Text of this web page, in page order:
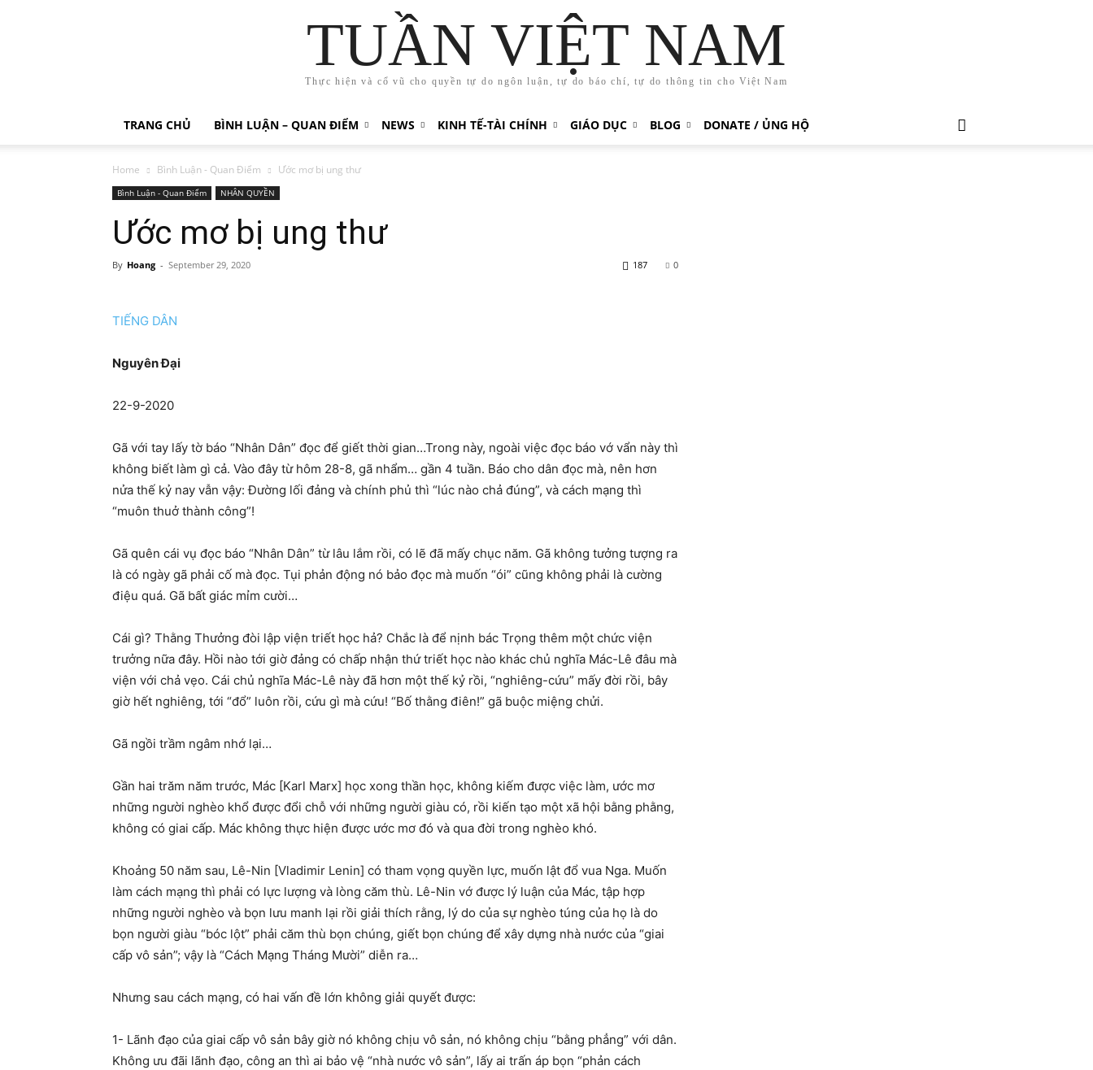
TUẦN VIỆT NAM
Thực hiện và cổ vũ cho quyền tự do ngôn luận, tự do báo chí, tự do thông tin cho Việt Nam
TRANG CHỦ BÌNH LUẬN – QUAN ĐIỂM NEWS KINH TẾ-TÀI CHÍNH GIÁO DỤC BLOG DONATE / ỦNG HỘ
Home Bình Luận - Quan Điểm Ước mơ bị ung thư
Bình Luận - Quan Điểm NHÂN QUYỀN
Ước mơ bị ung thư
By Hoang - September 29, 2020 0
187
TIẾNG DÂN
Nguyên Đại
22-9-2020
Gã với tay lấy tờ báo “Nhân Dân” đọc để giết thời gian…Trong này, ngoài việc đọc báo vớ vẩn này thì
không biết làm gì cả. Vào đây từ hôm 28-8, gã nhẩm… gần 4 tuần. Báo cho dân đọc mà, nên hơn
nửa thế kỷ nay vẫn vậy: Đường lối đảng và chính phủ thì “lúc nào chả đúng”, và cách mạng thì
“muôn thuở thành công”!
Gã quên cái vụ đọc báo “Nhân Dân” từ lâu lắm rồi, có lẽ đã mấy chục năm. Gã không tưởng tượng ra
là có ngày gã phải cố mà đọc. Tụi phản động nó bảo đọc mà muốn “ói” cũng không phải là cường
điệu quá. Gã bất giác mỉm cười…
Cái gì? Thằng Thưởng đòi lập viện triết học hả? Chắc là để nịnh bác Trọng thêm một chức viện
trưởng nữa đây. Hồi nào tới giờ đảng có chấp nhận thứ triết học nào khác chủ nghĩa Mác-Lê đâu mà
viện với chả vẹo. Cái chủ nghĩa Mác-Lê này đã hơn một thế kỷ rồi, “nghiêng-cứu” mấy đời rồi, bây
giờ hết nghiêng, tới “đổ” luôn rồi, cứu gì mà cứu! “Bố thằng điên!” gã buộc miệng chửi.
Gã ngồi trầm ngâm nhớ lại…
Gần hai trăm năm trước, Mác [Karl Marx] học xong thần học, không kiếm được việc làm, ước mơ
những người nghèo khổ được đổi chỗ với những người giàu có, rồi kiến tạo một xã hội bằng phằng,
không có giai cấp. Mác không thực hiện được ước mơ đó và qua đời trong nghèo khó.
Khoảng 50 năm sau, Lê-Nin [Vladimir Lenin] có tham vọng quyền lực, muốn lật đổ vua Nga. Muốn
làm cách mạng thì phải có lực lượng và lòng căm thù. Lê-Nin vớ được lý luận của Mác, tập hợp
những người nghèo và bọn lưu manh lại rồi giải thích rằng, lý do của sự nghèo túng của họ là do
bọn người giàu “bóc lột” phải căm thù bọn chúng, giết bọn chúng để xây dựng nhà nước của “giai
cấp vô sản”; vậy là “Cách Mạng Tháng Mười” diễn ra…
Nhưng sau cách mạng, có hai vấn đề lớn không giải quyết được:
1- Lãnh đạo của giai cấp vô sản bây giờ nó không chịu vô sản, nó không chịu “bằng phẳng” với dân.
Không ưu đãi lãnh đạo, công an thì ai bảo vệ “nhà nước vô sản”, lấy ai trấn áp bọn “phản cách